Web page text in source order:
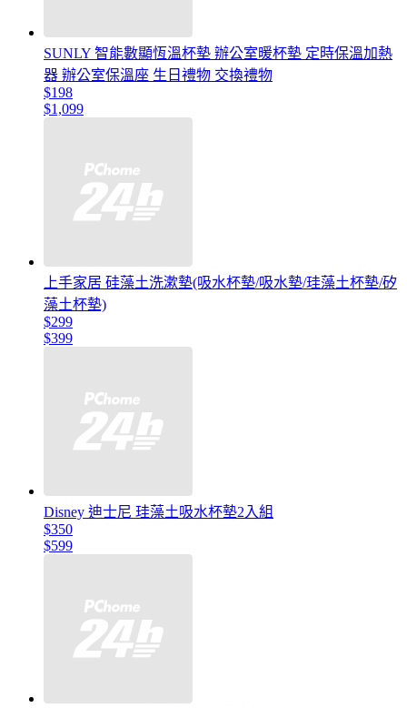
SUNLY 智能數顯恆溫杯墊 辦公室暖杯墊 定時保溫加熱
器 辦公室保溫座 生日禮物 交換禮物
$198
$1,099
上手家居 硅藻土洗漱墊(吸水杯墊/吸水墊/珪藻土杯墊/矽
藻土杯墊)
$299
$399
Disney 迪士尼 珪藻土吸水杯墊2入組
$350
$599